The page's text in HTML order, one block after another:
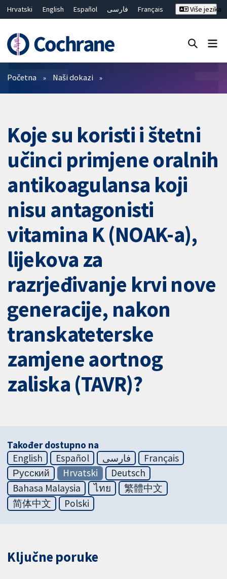
Hrvatski English Español فارسی
Français
繁體中文
简体中文
Više jezika
Prečistači
Početna Naši dokazi
Koje su koristi i štetni
učinci primjene oralnih
antikoagulansa koji
nisu antagonisti
vitamina K (NOAK-a),
lijekova za
razrjeđivanje krvi nove
generacije, nakon
transkateterske
zamjene aortnog
zaliska (TAVR)?
Također dostupno na
English
Español فارسی
Français
Русский
Hrvatski
Deutsch
Bahasa Malaysia
ไทย
繁體中文
简体中文
Polski
Ključne poruke